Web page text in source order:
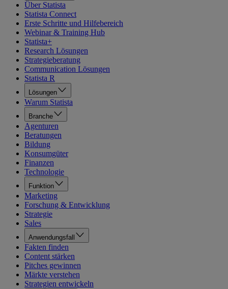
Über Statista
Statista Connect
Erste Schritte und Hilfebereich
Webinar & Training Hub
Statista+
Research Lösungen
Strategieberatung
Communication Lösungen
Statista R
Lösungen
Warum Statista
Branche
Agenturen
Beratungen
Bildung
Konsumgüter
Finanzen
Technologie
Funktion
Marketing
Forschung & Entwicklung
Strategie
Sales
Anwendungsfall
Fakten finden
Content stärken
Pitches gewinnen
Märkte verstehen
Strategien entwickeln